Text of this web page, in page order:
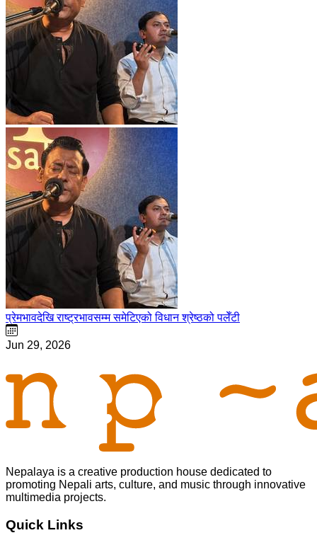
प्रेमभावदेखि राष्ट्रभावसम्म समेटिएको विधान श्रेष्ठको पलेँटी
Jun 29, 2026
Nepalaya is a creative production house dedicated to
promoting Nepali arts, culture, and music through innovative
multimedia projects.
Quick Links